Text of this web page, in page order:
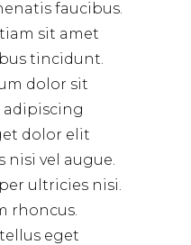
faucibus.
sit amet
tincidunt.
dolor sit
adipiscing
dolor elit
nisi vel augue.
ultricies nisi.
rhoncus.
eget